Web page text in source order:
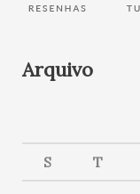
Arquivo
S T